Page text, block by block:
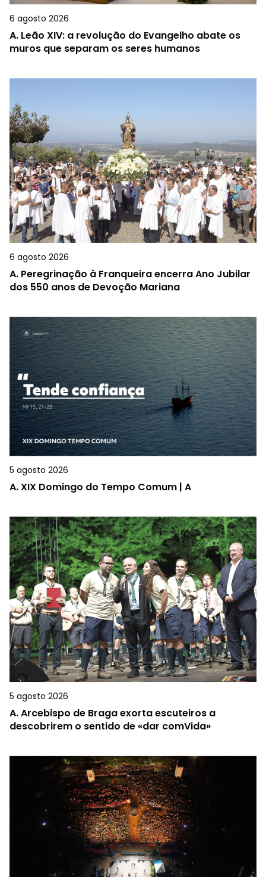
6 agosto 2026
A. Leão XIV: a revolução do Evangelho abate os
muros que separam os seres humanos
6 agosto 2026
A. Peregrinação à Franqueira encerra Ano Jubilar
dos 550 anos de Devoção Mariana
5 agosto 2026
A.XIX Domingo do Tempo Comum | A
5 agosto 2026
A.Arcebispo de Braga exorta escuteiros a
descobrirem o sentido de «dar comVida»